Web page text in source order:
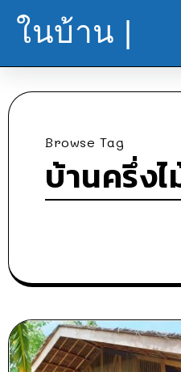
ในบ้าน |
Browse Tag
บ้านครึ่ง